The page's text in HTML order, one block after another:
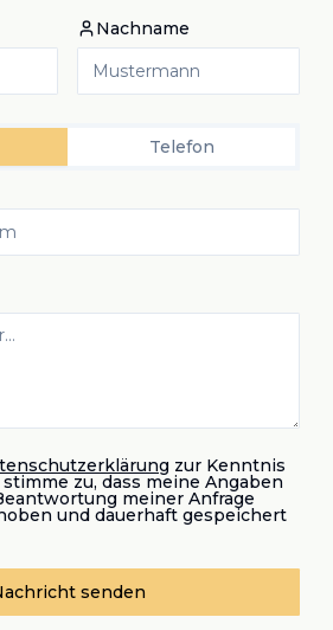
Nachname
Telefon
zur Kenntnis
zu, dass meine Angaben
meiner Anfrage
und dauerhaft gespeichert
senden